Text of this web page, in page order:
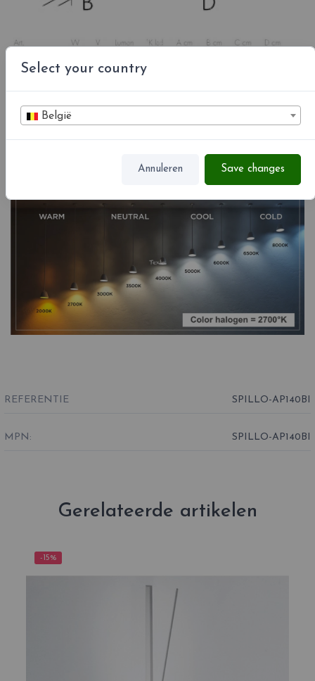
Select your country
België
Annuleren Save changes
REFERENTIE SPILLO-AP140BI
MPN: SPILLO-AP140BI
Gerelateerde artikelen
-15%